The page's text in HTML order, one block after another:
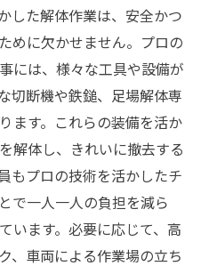
した解体作業は、安全かつ
めに欠かせません。プロの
には、様々な工具や設備が
切断機や鉄鎚、足場解体専
ます。これらの装備を活か
解体し、きれいに撤去する
もプロの技術を活かしたチ
で一人一人の負担を減ら
います。必要に応じて、高
、車両による作業場の立ち